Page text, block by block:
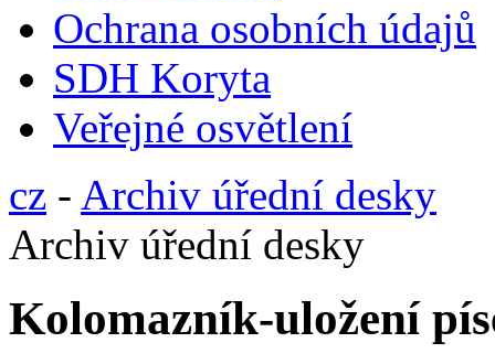
Ochrana osobních údajů
SDH Koryta
Veřejné osvětlení
cz - Archiv úřední desky
Archiv úřední desky
Kolomazník-uložení